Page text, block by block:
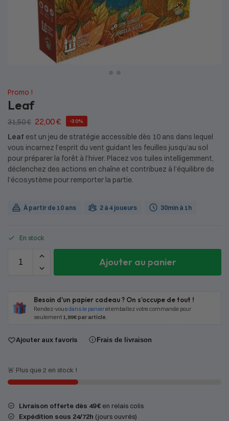
Promo !
Leaf
31,50€ 22,00€ -30%
Leaf est un jeu de stratégie accessible dès 10 ans dans lequel
vous incarnez l’esprit du vent guidant les feuilles jusqu’au sol
pour préparer la forêt à l’hiver. Placez vos tuiles intelligemment,
déclenchez des actions en chaîne et contribuez à l’équilibre de
l’écosystème pour remporter la partie.
À partir de 10 ans 2 à 4 joueurs 30min à 1h
En stock
Ajouter au panier
Besoin d'un papier cadeau ? On s’occupe de tout !
Rendez-vousdans le panieret emballez votre commande pour
seulement 1,99€ par article.
Ajouter aux favoris Frais de livraison
🚨 Plus que 2 en stock !
Livraison offerte dès 49 € en relais colis
Expédition sous 24/72h (jours ouvrés)